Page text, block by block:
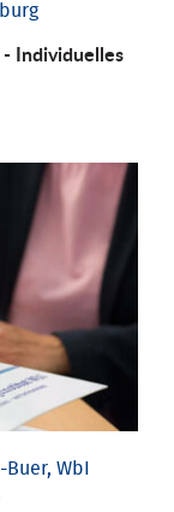
Individu­elles
WbI